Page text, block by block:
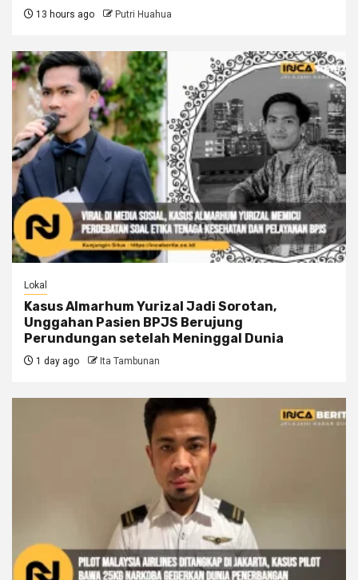
13 hours ago Putri Huahua
Lokal
Kasus Almarhum Yurizal Jadi Sorotan,
Unggahan Pasien BPJS Berujung
Perundungan setelah Meninggal Dunia
1 day ago Ita Tambunan